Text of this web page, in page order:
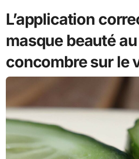
L’application
masque beauté au
concombre sur le